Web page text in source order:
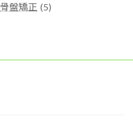
骨盤矯正 (5)